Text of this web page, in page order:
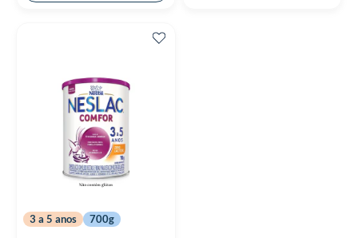
3 a 5 anos 700g